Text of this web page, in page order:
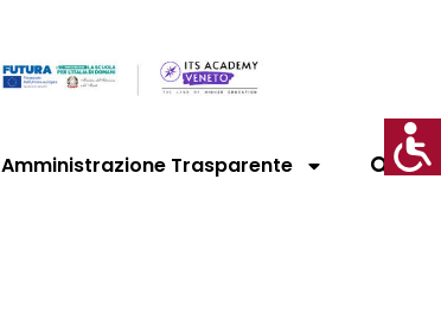
Amministrazione Trasparente